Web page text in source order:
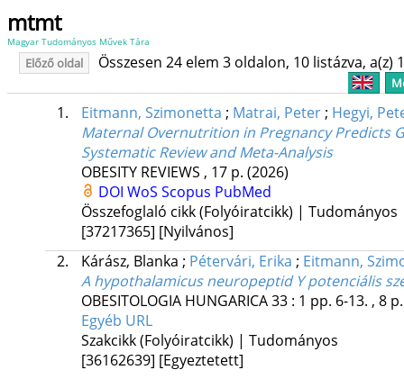
mtmt
Magyar Tudományos Művek Tára
Előző oldal Összesen 24 elem 3 oldalon, 10 listázva, a(z)
1. Eitmann, Szimonetta ; Matrai, Peter; Hegyi,
Maternal Overnutrition in Pregnancy Predicts
Systematic Review and Meta-Analysis
OBESITY REVIEWS , 17 p. (2026)
DOI WoS Scopus PubMed
Összefoglaló cikk (Folyóiratcikk) | Tudományos
[37217365] [Nyilvános]
2.
Kárász, Blanka ; Pétervári, Erika ; Eitmann,
A hypothalamicus neuropeptid Y potenciális
OBESITOLOGIA HUNGARICA33: 1 pp. 6-13. , 8
Egyéb URL
Szakcikk (Folyóiratcikk) | Tudományos
[36162639] [Egyeztetett]